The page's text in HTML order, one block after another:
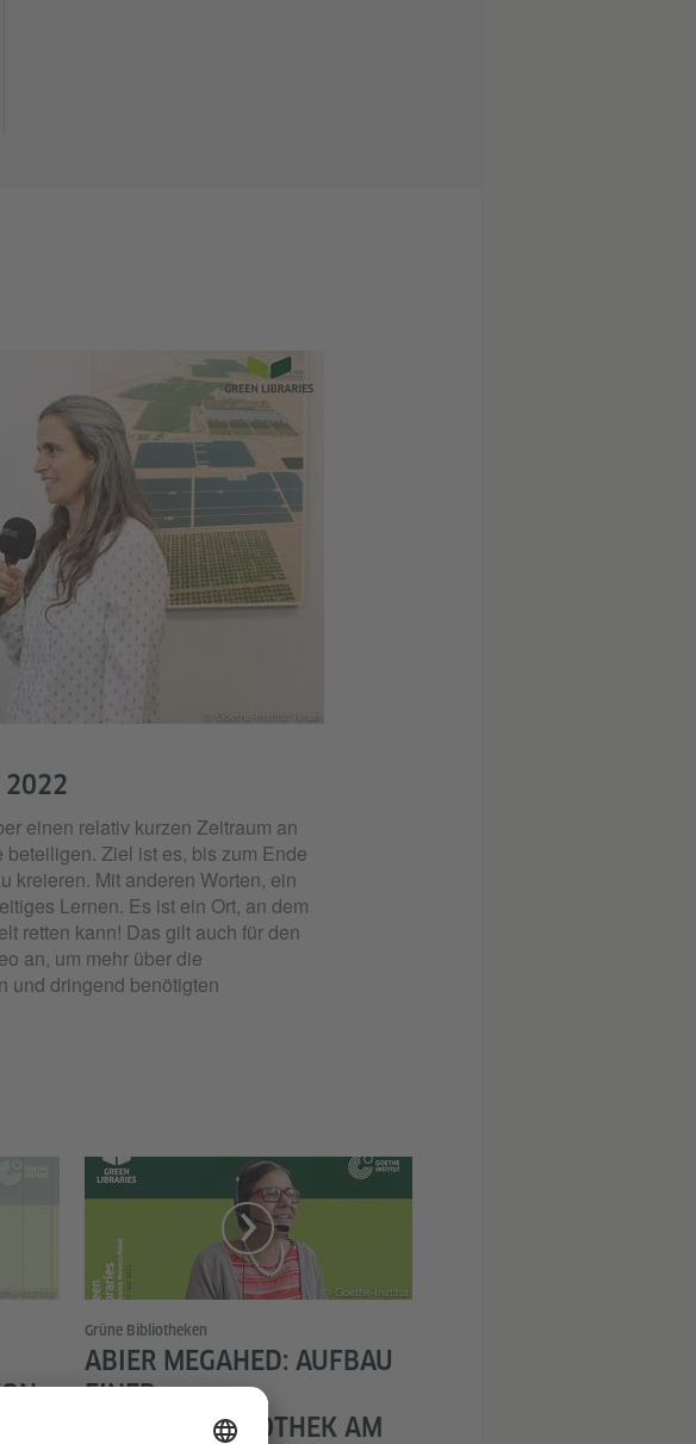
© Goethe-Institut Israel
2022
einen relativ kurzen Zeitraum an
Ziel ist es, bis zum Ende
kreieren. Mit anderen Worten, ein
Lernen. Es ist ein Ort, an dem
retten kann! Das gilt auch für den
an, um mehr über die
und dringend benötigten
Institut © Goethe-Institut
Grüne Bibliotheken
ABIER MEGAHED: AUFBAU
EINER
SAATGUTBIBLIOTHEK AM